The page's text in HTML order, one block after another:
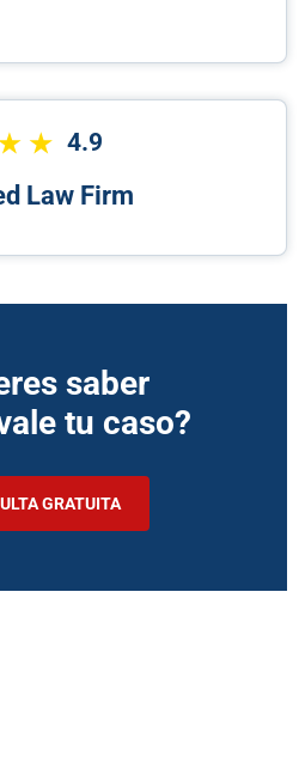
4.9
Law Firm
saber
tu caso?
GRATUITA